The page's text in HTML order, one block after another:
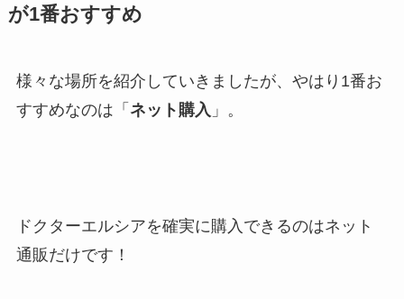
が1番おすすめ
様々な場所を紹介していきましたが、やはり1番お
すすめなのは「 ネット購入 」。
ドクターエルシアを確実に購入できるのはネット
通販だけです！